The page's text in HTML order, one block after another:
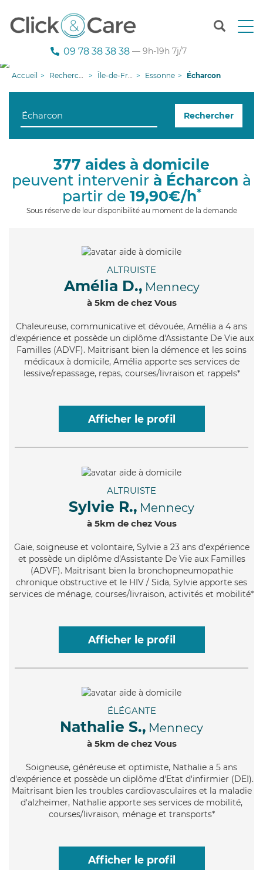
T
n
g
i
09 78 38 38 38 — 9h-19h 7j/7
Accueil Recherche aide à domicile Île-de-France Essonne Écharcon
Rechercher
377 aides à domicile
peuvent intervenir à Écharcon à
partir de 19,90€/h*
Sous réserve de leur disponibilité au moment de la demande
ALTRUISTE
Amélia D., Mennecy
à 5km de chez Vous
Chaleureuse, communicative et dévouée, Amélia a 4 ans
d'expérience et possède un diplôme d'Assistante De Vie aux
Familles (ADVF). Maitrisant bien la démence et les soins
médicaux à domicile, Amélia apporte ses services de
lessive/repassage, repas, courses/livraison et rappels*
Afficher le profil
ALTRUISTE
Sylvie R., Mennecy
à 5km de chez Vous
Gaie, soigneuse et volontaire, Sylvie a 23 ans d'expérience
et possède un diplôme d'Assistante De Vie aux Familles
(ADVF). Maitrisant bien la bronchopneumopathie
chronique obstructive et le HIV / Sida, Sylvie apporte ses
services de ménage, courses/livraison, activités et mobilité*
Afficher le profil
ÉLÉGANTE
Nathalie S., Mennecy
à 5km de chez Vous
Soigneuse, généreuse et optimiste, Nathalie a 5 ans
d'expérience et possède un diplôme d'Etat d'infirmier (DEI).
Maitrisant bien les troubles cardiovasculaires et la maladie
d'alzheimer, Nathalie apporte ses services de mobilité,
courses/livraison, ménage et transports*
Afficher le profil